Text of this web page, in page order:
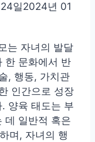
일2024년 01
는 자녀의 발달
한 문화에서 반
, 행동, 가치관
인간으로 성장
양육 태도는 부
데 일반적 혹은
며, 자녀의 행